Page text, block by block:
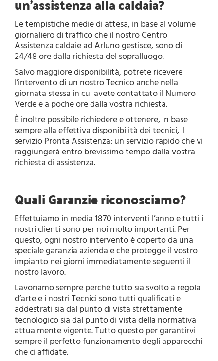
un’assistenza alla caldaia?
Le tempistiche medie di attesa, in base al volume
giornaliero di traffico che il nostro Centro
Assistenza caldaie ad Arluno gestisce, sono di
24/48 ore dalla richiesta del sopralluogo.
Salvo maggiore disponibilità, potrete ricevere
l’intervento di un nostro Tecnico anche nella
giornata stessa in cui avete contattato il Numero
Verde e a poche ore dalla vostra richiesta.
È inoltre possibile richiedere e ottenere, in base
sempre alla effettiva disponibilità dei tecnici, il
servizio Pronta Assistenza: un servizio rapido che vi
raggiungerà entro brevissimo tempo dalla vostra
richiesta di assistenza.
Quali Garanzie riconosciamo?
Effettuiamo in media 1870 interventi l’anno e tutti i
nostri clienti sono per noi molto importanti. Per
questo, ogni nostro intervento è coperto da una
speciale garanzia aziendale che protegge il vostro
impianto nei giorni immediatamente seguenti il
nostro lavoro.
Lavoriamo sempre perché tutto sia svolto a regola
d’arte e i nostri Tecnici sono tutti qualificati e
addestrati sia dal punto di vista strettamente
tecnologico sia dal punto di vista della normativa
attualmente vigente. Tutto questo per garantirvi
sempre il perfetto funzionamento degli apparecchi
che ci affidate.